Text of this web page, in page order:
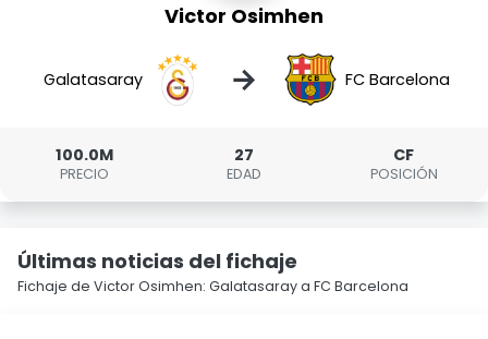
Victor Osimhen
Galatasaray → FC Barcelona
100.0M
PRECIO
27
EDAD
CF
POSICIÓN
Últimas noticias del fichaje
Fichaje de Victor Osimhen: Galatasaray a FC Barcelona